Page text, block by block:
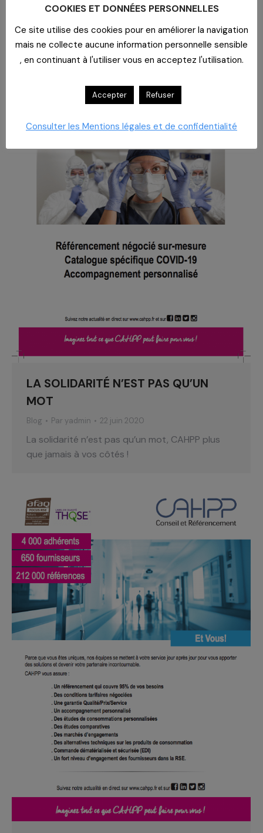
En Bref 75, l’actualité CAHPP
LA SOLIDARITÉ N’EST PAS QU’UN
MOT
Blog Par yadmin 22 juin 2020
La solidarité n’est pas qu’un mot, CAHPP plus
que jamais à vos côtés !
COOKIES ET DONNÉES PERSONNELLES
Ce site utilise des cookies pour en améliorer la navigation
mais ne collecte aucune information personnelle sensible
, en continuant à l'utiliser vous en acceptez l'utilisation.
Accepter Refuser
Consulter les Mentions légales et de confidentialité